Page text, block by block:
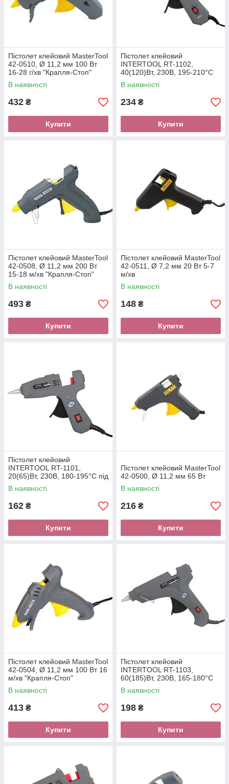
Пістолет клейовий MasterTool
42-0510, Ø 11,2 мм 100 Вт
16-28 г/хв "Крапля-Стоп"
В наявності
432 ₴
Купити
Пістолет клейовий
INTERTOOL RT-1102,
40(120)Вт, 230В, 195-210°C
під стрижні 10.8-11.5 мм, 10-
16.5 г/хв., вимикачі
В наявності
234 ₴
Купити
Пістолет клейовий MasterTool
42-0508, Ø 11,2 мм 200 Вт
15-18 м/хв "Крапля-Стоп"
В наявності
493 ₴
Купити
Пістолет клейовий MasterTool
42-0511, Ø 7,2 мм 20 Вт 5-7
м/хв
В наявності
148 ₴
Купити
Пістолет клейовий
INTERTOOL RT-1101,
20(65)Вт, 230В, 180-195°C під
стрижні 7-7.5 мм, 5-13 м/хв.,
вимикач.
В наявності
162 ₴
Купити
Пістолет клейовий MasterTool
42-0500, Ø 11,2 мм 65 Вт
В наявності
216 ₴
Купити
Пістолет клейовий MasterTool
42-0504, Ø 11,2 мм 100 Вт 16
м/хв "Крапля-Стоп"
В наявності
413 ₴
Купити
Пістолет клейовий
INTERTOOL RT-1103,
60(185)Вт, 230В, 165-180°C
під стрижні 10.8-11.5 мм, 8-
20 м/хв.,вимкнуть.
В наявності
198 ₴
Купити